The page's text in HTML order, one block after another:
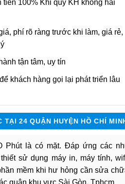
tiền 100% Khi quý KH không hài
phí rõ ràng trước khi làm, giá rẻ,
tận tâm, uy tín
khách hàng gọi lại phát triển lâu
TẠI 24 QUẬN HUYỆN HỒ CHÍ
Phút là có mặt. Đáp ứng các
sử dụng máy in, máy tính,
mềm khi hư hỏng cần sửa
quận khu vực Sài Gòn, Tphcm